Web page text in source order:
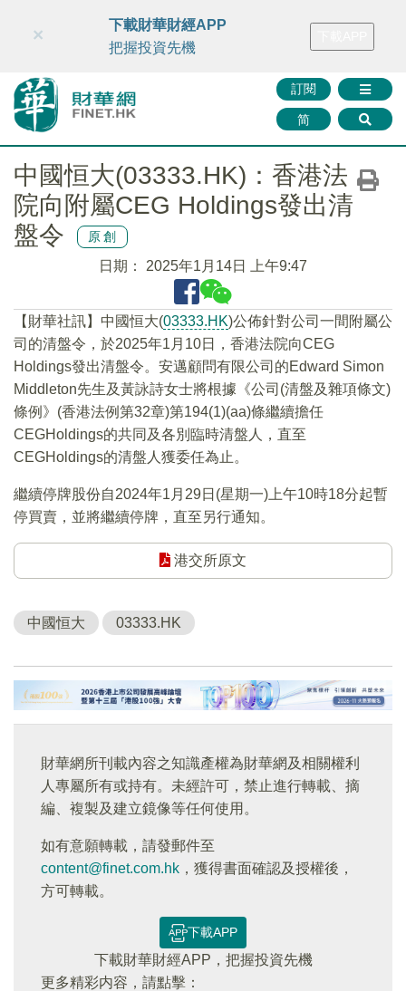
財華智庫網 FINTV FINMETA 財華證券 媒體矩陣
訂閱
简
×
下載財華財經APP
把握投資先機
中國恒大(03333.HK)：香港法
院向附屬CEG Holdings發出清
盤令
原創
日期： 2025年1月14日 上午9:47
【財華社訊】中國恒大(03333.HK)公佈針對公司一間附屬公
司的清盤令，於2025年1月10日，香港法院向CEG
Holdings發出清盤令。安邁顧問有限公司的Edward Simon
Middleton先生及黃詠詩女士將根據《公司(清盤及雜項條文)
條例》(香港法例第32章)第194(1)(aa)條繼續擔任
CEGHoldings的共同及各別臨時清盤人，直至
CEGHoldings的清盤人獲委任為止。
繼續停牌股份自2024年1月29日(星期一)上午10時18分起暫
停買賣，並將繼續停牌，直至另行通知。
港交所原文
中國恒大 03333.HK
財華網所刊載內容之知識產權為財華網及相關權利
人專屬所有或持有。未經許可，禁止進行轉載、摘
編、複製及建立鏡像等任何使用。
如有意願轉載，請發郵件至
content@finet.com.hk ，獲得書面確認及授權後，
方可轉載。
下載APP
下載財華財經APP，把握投資先機
更多精彩内容，請點擊：